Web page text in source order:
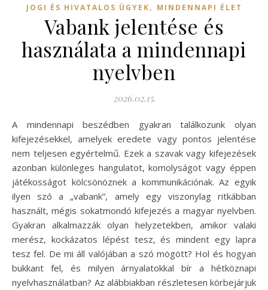
JOGI ÉS HIVATALOS ÜGYEK, MINDENNAPI ÉLET
Vabank jelentése és
használata a mindennapi
nyelvben
2026.02.15.
A mindennapi beszédben gyakran találkozunk olyan
kifejezésekkel, amelyek eredete vagy pontos jelentése
nem teljesen egyértelmű. Ezek a szavak vagy kifejezések
azonban különleges hangulatot, komolyságot vagy éppen
játékosságot kölcsönöznek a kommunikációnak. Az egyik
ilyen szó a „vabank”, amely egy viszonylag ritkábban
használt, mégis sokatmondó kifejezés a magyar nyelvben.
Gyakran alkalmazzák olyan helyzetekben, amikor valaki
merész, kockázatos lépést tesz, és mindent egy lapra
tesz fel. De mi áll valójában a szó mögött? Hol és hogyan
bukkant fel, és milyen árnyalatokkal bír a hétköznapi
nyelvhasználatban? Az alábbiakban részletesen körbejárjuk